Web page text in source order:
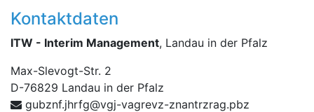
Kontaktdaten
ITW - Interim Management, Landau in der Pfalz
Max-Slevogt-Str. 2
D-76829 Landau in der Pfalz
zbp.garzrtnanz-zvergav
-jgv@gfrhj.fnzbug